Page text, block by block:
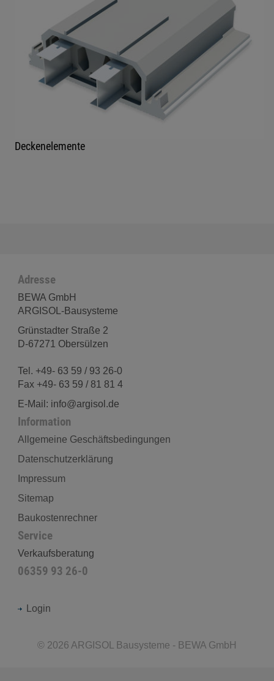
Deckenelemente
Adresse
BEWA GmbH
ARGISOL-Bausysteme
Grünstadter Straße 2
D-67271 Obersülzen
Tel. +49- 63 59 / 93 26-0
Fax +49- 63 59 / 81 81 4
E-Mail: info@argisol.de
Information
Allgemeine Geschäftsbedingungen
Datenschutzerklärung
Impressum
Sitemap
Baukostenrechner
Service
Verkaufsberatung
06359 93 26-0
Login
© 2026 ARGISOL Bausysteme - BEWA GmbH